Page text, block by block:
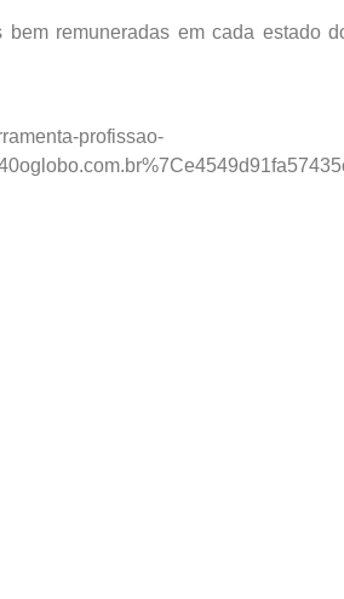
remuneradas em cada estado
profissao-